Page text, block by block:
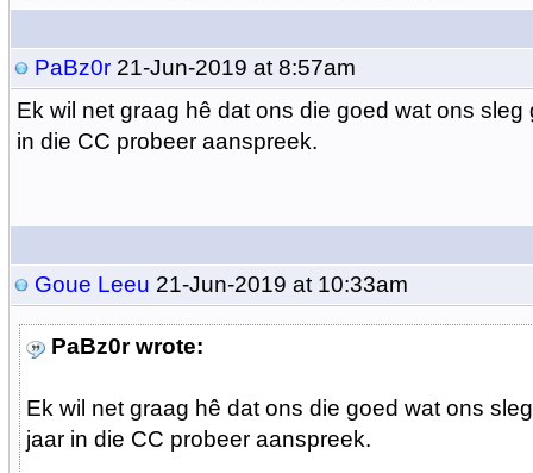
PaBz0r21-Jun-2019 at 8:57am
Ek wil net graag hê dat ons die goed wat ons sleg
in die CC probeer aanspreek.
Goue Leeu 21-Jun-2019 at 10:33am
PaBz0r wrote:
Ek wil net graag hê dat ons die goed wat ons
jaar in die CC probeer aanspreek.